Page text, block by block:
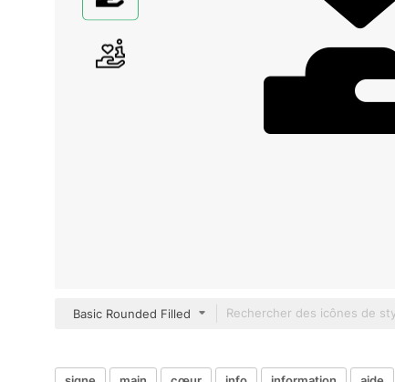
Basic Rounded Filled